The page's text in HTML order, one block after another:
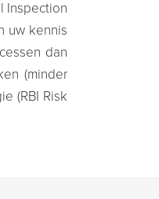
Inspection
uw kennis
dan
(minder
(RBI Risk